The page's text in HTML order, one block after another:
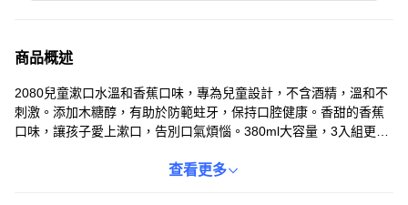
商品概述
2080兒童漱口水溫和香蕉口味，專為兒童設計，不含酒精，溫和不
刺激。添加木糖醇，有助於防範蛀牙，保持口腔健康。香甜的香蕉
口味，讓孩子愛上漱口，告別口氣煩惱。380ml大容量，3入組更划
查看更多